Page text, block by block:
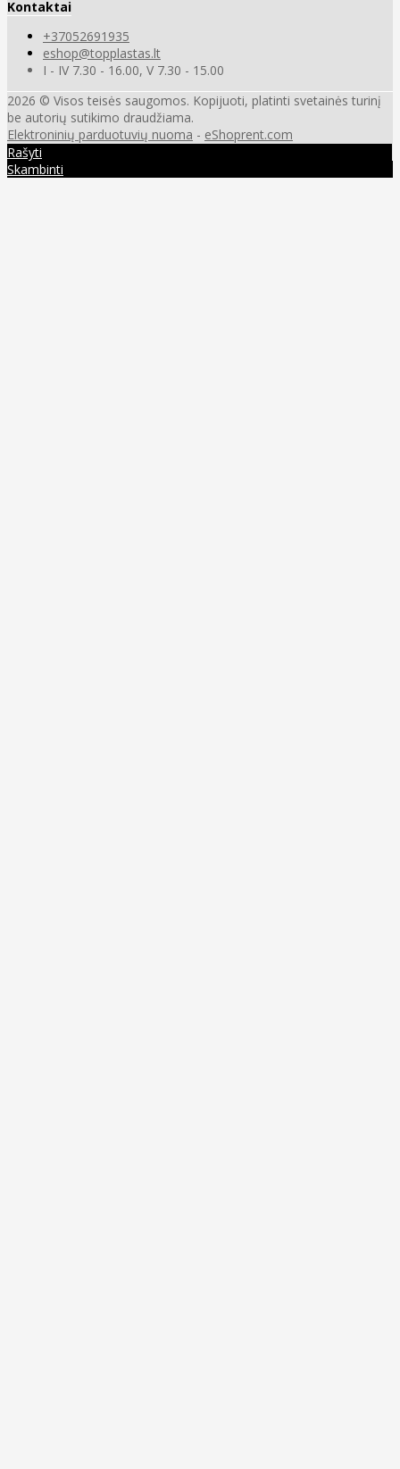
Kontaktai
+37052691935
eshop@topplastas.lt
I - IV 7.30 - 16.00, V 7.30 - 15.00
2026 © Visos teisės saugomos. Kopijuoti, platinti svetainės turinį
be autorių sutikimo draudžiama.
Elektroninių parduotuvių nuoma - eShoprent.com
Rašyti
Skambinti